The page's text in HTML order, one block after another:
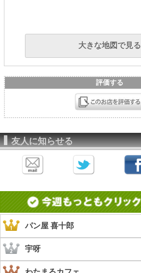
大きな地図で見る
評価する
友人に知らせる
パン屋 喜十郎
宇呀